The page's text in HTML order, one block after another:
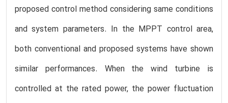
proposed control method considering same conditions
and system parameters. In the MPPT control area,
both conventional and proposed systems have shown
similar performances. When the wind turbine is
controlled at the rated power, the power fluctuation